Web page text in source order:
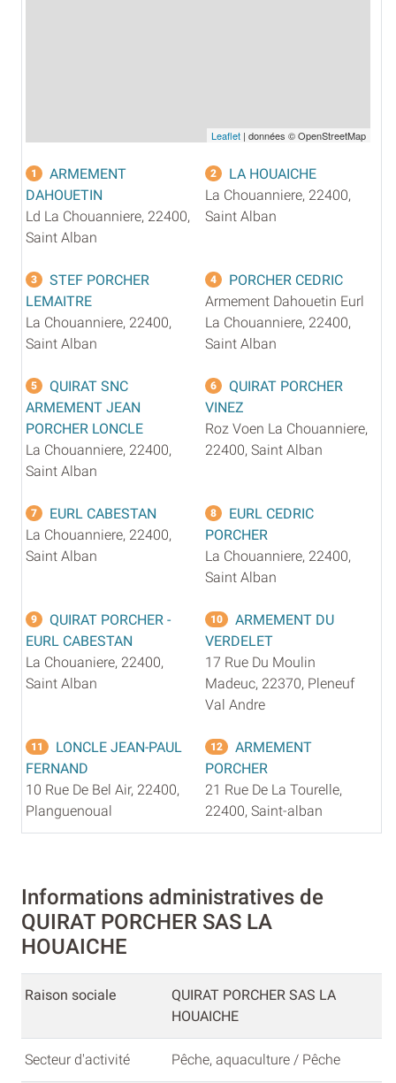
Leaflet | données © OpenStreetMap
1
ARMEMENT
DAHOUETIN
Ld La Chouanniere, 22400,
Saint Alban
2
LA HOUAICHE
La Chouanniere, 22400,
Saint Alban
3
STEF PORCHER
LEMAITRE
La Chouanniere, 22400,
Saint Alban
4
PORCHER CEDRIC
Armement Dahouetin Eurl
La Chouanniere, 22400,
Saint Alban
5
QUIRAT SNC
ARMEMENT JEAN
PORCHER LONCLE
La Chouanniere, 22400,
Saint Alban
6
QUIRAT PORCHER
VINEZ
Roz Voen La Chouanniere,
22400, Saint Alban
7
EURL CABESTAN
La Chouanniere, 22400,
Saint Alban
8
EURL CEDRIC
PORCHER
La Chouanniere, 22400,
Saint Alban
9
QUIRAT PORCHER -
EURL CABESTAN
La Chouaniere, 22400,
Saint Alban
10
ARMEMENT DU
VERDELET
17 Rue Du Moulin
Madeuc, 22370, Pleneuf
Val Andre
11
LONCLE JEAN-PAUL
FERNAND
10 Rue De Bel Air, 22400,
Planguenoual
12
ARMEMENT
PORCHER
21 Rue De La Tourelle,
22400, Saint-alban
Informations administratives de
QUIRAT PORCHER SAS LA
HOUAICHE
Raison sociale
QUIRAT PORCHER SAS LA
HOUAICHE
Secteur d'activité Pêche, aquaculture / Pêche